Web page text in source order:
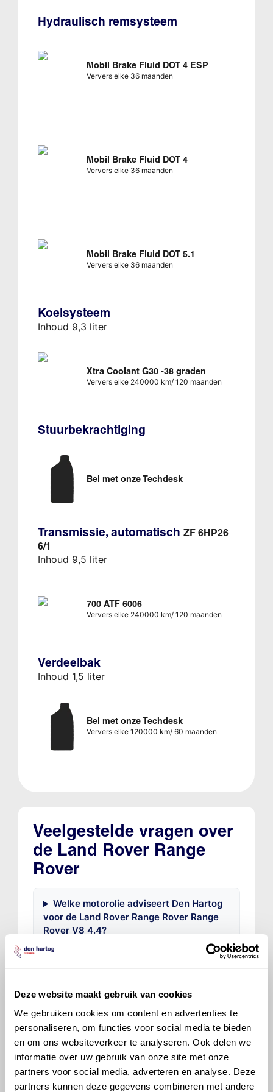
Deze website maakt gebruik van cookies
We gebruiken cookies om content en advertenties te
personaliseren, om functies voor social media te bieden
en om ons websiteverkeer te analyseren. Ook delen we
informatie over uw gebruik van onze site met onze
partners voor social media, adverteren en analyse. Deze
partners kunnen deze gegevens combineren met andere
Hydraulisch remsysteem
Mobil Brake Fluid DOT 4 ESP
Ververs elke 36 maanden
Mobil Brake Fluid DOT 4
Ververs elke 36 maanden
Mobil Brake Fluid DOT 5.1
Ververs elke 36 maanden
Koelsysteem
Inhoud 9,3 liter
Xtra Coolant G30 -38 graden
Ververs elke 240000 km/ 120 maanden
Stuurbekrachtiging
Bel met onze Techdesk
Transmissie, automatisch ZF 6HP26
6/1
Inhoud 9,5 liter
700 ATF 6006
Ververs elke 240000 km/ 120 maanden
Verdeelbak
Inhoud 1,5 liter
Bel met onze Techdesk
Ververs elke 120000 km/ 60 maanden
Veelgestelde vragen over
de Land Rover Range
Rover
Welke motorolie adviseert Den Hartog
voor de Land Rover Range Rover Range
Rover V8 4.4?
Hoe vaak moet de motorolie ververst
worden bij een Land Rover Range Rover?
Voor welke onderdelen van de Land
Rover Range Rover is productadvies